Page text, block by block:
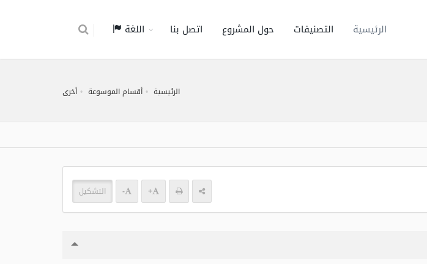
الرئيسية التصنيفات حول المشروع اتصل بنا اللغة
الرئيسية أقسام الموسوعة أخرى
+
- التشكيل